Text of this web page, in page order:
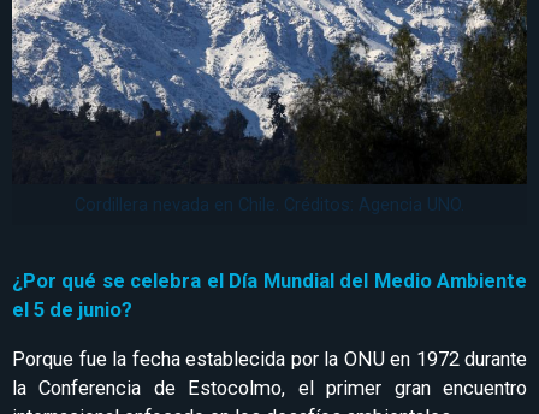
Cordillera nevada en Chile. Créditos: Agencia UNO.
¿Por qué se celebra el Día Mundial del Medio Ambiente
el 5 de junio?
Porque fue la fecha establecida por la ONU en 1972 durante
la Conferencia de Estocolmo, el primer gran encuentro